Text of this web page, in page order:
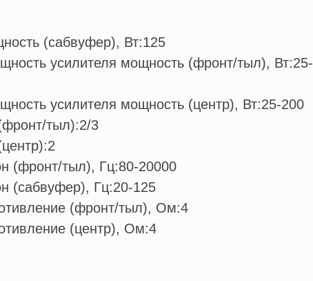
(сабвуфер), Вт:125
усилителя мощность (фронт/тыл), Вт:25-
усилителя мощность (центр), Вт:25-200
тыл):2/3
2
(фронт/тыл), Гц:80-20000
(сабвуфер), Гц:20-125
(фронт/тыл), Ом:4
(центр), Ом:4